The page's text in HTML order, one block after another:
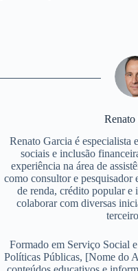
Renato
Renato Garcia é especialista
sociais e inclusão
experiência na área de
como consultor e pesquisador
de renda, crédito popular e
colaborar com diversas
Formado em Serviço Social
Políticas Públicas, [Nome do